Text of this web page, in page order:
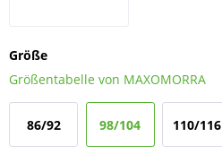
Größe
Größentabelle von MAXOMORRA
86/92 98/104 110/116